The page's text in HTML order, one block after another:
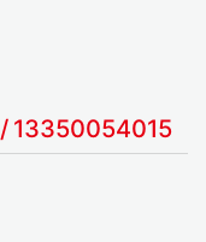
/ 13350054015